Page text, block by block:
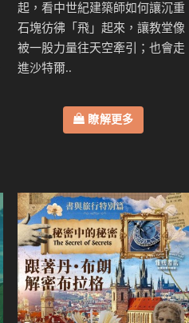
起，看中世紀建築師如何讓沉重
石塊彷彿「飛」起來，讓教堂像
被一股力量往天空牽引；也會走
進沙特爾..
瞭解更多